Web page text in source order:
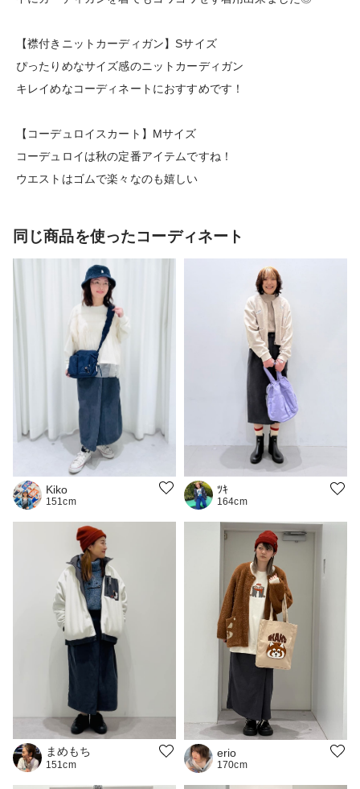
【襟付きニットカーディガン】Sサイズ
ぴったりめなサイズ感のニットカーディガン
キレイめなコーディネートにおすすめです！
【コーデュロイスカート】Mサイズ
コーデュロイは秋の定番アイテムですね！
ウエストはゴムで楽々なのも嬉しい
同じ商品を使ったコーディネート
Kiko
151cm
ﾂｷ
164cm
まめもち
151cm
erio
170cm